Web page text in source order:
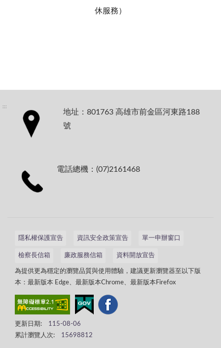
休服務）
:::
地址：801763 高雄市前金區河東路188
號
電話總機：(07)2161468
隱私權保護宣告 資訊安全政策宣告 單一申辦窗口
檢察長信箱 廉政服務信箱 資料開放宣告
為提供更為穩定的瀏覽品質與使用體驗，建議更新瀏覽器至以下版
本：最新版本 Edge、最新版本Chrome、最新版本Firefox
更新日期:
115-08-06
累計瀏覽人次:
15698812